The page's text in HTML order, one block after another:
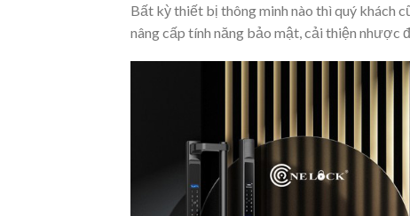
Bất kỳ thiết bị thông minh nào thì quý khách
nâng cấp tính năng bảo mật, cải thiện nhược